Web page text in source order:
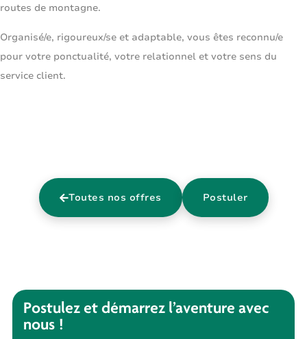
routes de montagne.
Organisé/e, rigoureux/se et adaptable, vous êtes reconnu/e
pour votre ponctualité, votre relationnel et votre sens du
service client.
Toutes nos offres Postuler
Postulez et démarrez l’aventure avec
nous !